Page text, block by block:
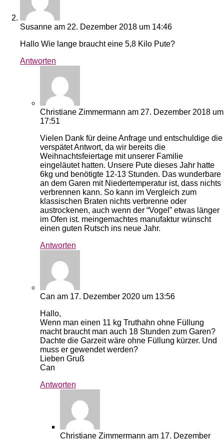
Susanne am 22. Dezember 2018 um 14:46
Hallo Wie lange braucht eine 5,8 Kilo Pute?
Antworten
Christiane Zimmermann am 27. Dezember 2018 um
17:51
Vielen Dank für deine Anfrage und entschuldige die
verspätet Antwort, da wir bereits die
Weihnachtsfeiertage mit unserer Familie
eingeläutet hatten. Unsere Pute dieses Jahr hatte
6kg und benötigte 12-13 Stunden. Das wunderbare
an dem Garen mit Niedertemperatur ist, dass nichts
verbrennen kann. So kann im Vergleich zum
klassischen Braten nichts verbrenne oder
austrockenen, auch wenn der “Vogel” etwas länger
im Ofen ist. meingemachtes manufaktur wünscht
einen guten Rutsch ins neue Jahr.
Antworten
Can am 17. Dezember 2020 um 13:56
Hallo,
Wenn man einen 11 kg Truthahn ohne Füllung
macht braucht man auch 18 Stunden zum Garen?
Dachte die Garzeit wäre ohne Füllung kürzer. Und
muss er gewendet werden?
Lieben Gruß
Can
Antworten
Christiane Zimmermann am 17. Dezember